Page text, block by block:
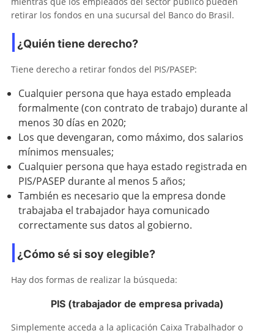
retirar los fondos en una sucursal del Banco do Brasil.
¿Quién tiene derecho?
Tiene derecho a retirar fondos del PIS/PASEP:
Cualquier persona que haya estado empleada
formalmente (con contrato de trabajo) durante al
menos 30 días en 2020;
Los que devengaran, como máximo, dos salarios
mínimos mensuales;
Cualquier persona que haya estado registrada en
PIS/PASEP durante al menos 5 años;
También es necesario que la empresa donde
trabajaba el trabajador haya comunicado
correctamente sus datos al gobierno.
¿Cómo sé si soy elegible?
Hay dos formas de realizar la búsqueda:
PIS (trabajador de empresa privada)
Simplemente acceda a la aplicación Caixa Trabalhador o